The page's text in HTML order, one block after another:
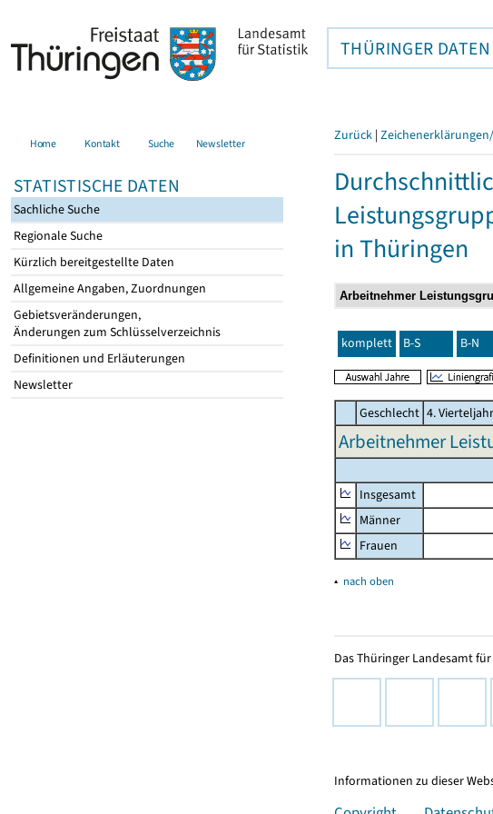
THÜRINGER DATEN
Home Kontakt Suche Newsletter
STATISTISCHE DATEN
Sachliche Suche
Regionale Suche
Kürzlich bereitgestellte Daten
Allgemeine Angaben, Zuordnungen
Gebietsveränderungen,
Änderungen zum Schlüsselverzeichnis
Definitionen und Erläuterungen
Newsletter
Zurück |
in Thüringen
komplett B-S B-N
Geschlecht 4.
Arbeitnehmer
Insgesamt
Männer
Frauen
▴ nach oben
Das Thüringer Landesamt
Informationen zu dieser